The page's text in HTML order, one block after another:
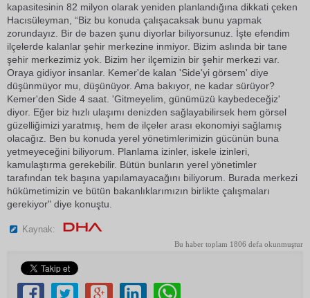
kapasitesinin 82 milyon olarak yeniden planlandığına dikkati çeken
Hacısüleyman, “Biz bu konuda çalışacaksak bunu yapmak
zorundayız. Bir de bazen şunu diyorlar biliyorsunuz. İşte efendim
ilçelerde kalanlar şehir merkezine inmiyor. Bizim aslında bir tane
şehir merkezimiz yok. Bizim her ilçemizin bir şehir merkezi var.
Oraya gidiyor insanlar. Kemer'de kalan 'Side'yi görsem' diye
düşünmüyor mu, düşünüyor. Ama bakıyor, ne kadar sürüyor?
Kemer'den Side 4 saat. 'Gitmeyelim, günümüzü kaybedeceğiz'
diyor. Eğer biz hızlı ulaşımı denizden sağlayabilirsek hem görsel
güzelliğimizi yaratmış, hem de ilçeler arası ekonomiyi sağlamış
olacağız. Ben bu konuda yerel yönetimlerimizin gücünün buna
yetmeyeceğini biliyorum. Planlama izinler, iskele izinleri,
kamulaştırma gerekebilir. Bütün bunların yerel yönetimler
tarafından tek başına yapılamayacağını biliyorum. Burada merkezi
hükümetimizin ve bütün bakanlıklarımızın birlikte çalışmaları
gerekiyor" diye konuştu.
Kaynak:
Bu haber toplam 1806 defa okunmuştur